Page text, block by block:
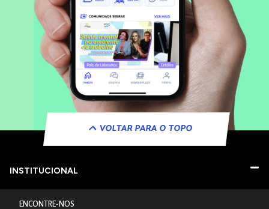
VOLTAR PARA O TOPO
INSTITUCIONAL
ENCONTRE-NOS